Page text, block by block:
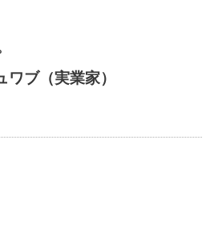
ブ（実業家）